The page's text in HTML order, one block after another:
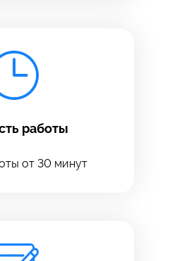
работы
от 30 минут